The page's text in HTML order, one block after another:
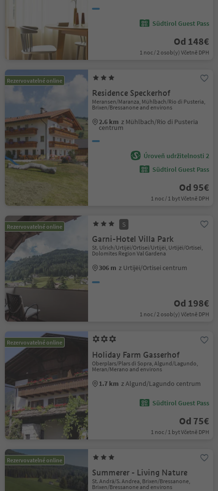
Südtirol Guest Pass
Od 148€
1 noc / 2 osob(y) Včetně DPH
Rezervovatelné online
Residence Speckerhof
Meransen/Maranza, Mühlbach/Rio di Pusteria,
Brixen/Bressanone and environs
2.6 km z Mühlbach/Rio di Pusteria
centrum
Úroveň udržitelnosti 2
Südtirol Guest Pass
Od 95€
1 noc / 1 byt Včetně DPH
Rezervovatelné online S
Garni-Hotel Villa Park
St. Ulrich/Urtijëi/Ortisei/Urtijëi, Urtijëi/Ortisei,
Dolomites Region Val Gardena
306 m z Urtijëi/Ortisei centrum
Od 198€
1 noc / 2 osob(y) Včetně DPH
Rezervovatelné online
Holiday Farm Gasserhof
Oberplars/Plars di Sopra, Algund/Lagundo,
Meran/Merano and environs
1.7 km z Algund/Lagundo centrum
Südtirol Guest Pass
Od 75€
1 noc / 1 byt Včetně DPH
Rezervovatelné online
Summerer - Living Nature
St. Andrä/S. Andrea, Brixen/Bressanone,
Brixen/Bressanone and environs